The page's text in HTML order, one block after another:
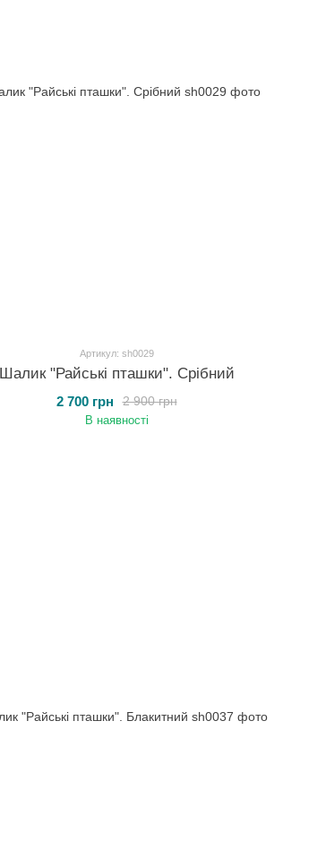
Артикул: sh0029
Шалик "Райські пташки". Срібний
2 900 грн
2 700 грн
В наявності